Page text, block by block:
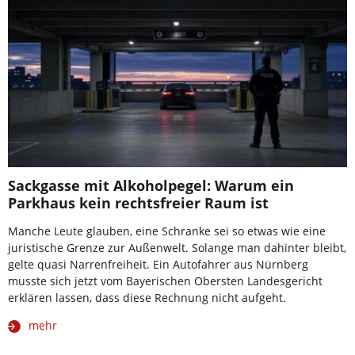
Sackgasse mit Alkoholpegel: Warum ein
Parkhaus kein rechtsfreier Raum ist
Manche Leute glauben, eine Schranke sei so etwas wie eine
juristische Grenze zur Außenwelt. Solange man dahinter bleibt,
gelte quasi Narrenfreiheit. Ein Autofahrer aus Nürnberg
musste sich jetzt vom Bayerischen Obersten Landesgericht
erklären lassen, dass diese Rechnung nicht aufgeht.
mehr